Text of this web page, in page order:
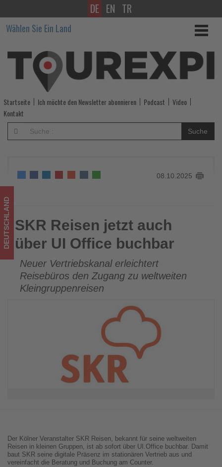
SKR
Reisen
jetzt
auch
über
UI
Office
Wissen,
was
im
Tourismus
los
ist!
DE EN TR
Wählen Sie Ein Land
Startseite Ich möchte den Newsletter abonnieren Podcast
Video
Kontakt
Suche
08.10.2025
SKR Reisen jetzt auch über UI Office buchbar
DEUTSCHLAND SKR Reisen jetzt auch
über UI Office buchbar
Neuer Vertriebskanal erleichtert
Reisebüros den Zugang zu weltweiten
Kleingruppenreisen
Der Kölner Veranstalter SKR Reisen, bekannt für seine weltweiten
Reisen in kleinen Gruppen, ist ab sofort über UI.Office buchbar. Damit
baut SKR seine digitale Präsenz im stationären Vertrieb aus und
vereinfacht die Beratung und Buchung am Counter.